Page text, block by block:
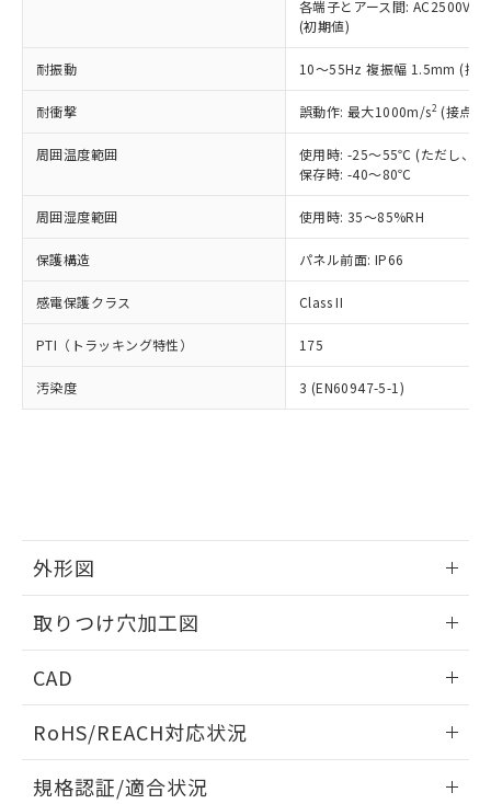
各端子とアース間: AC2500V
(初期値)
耐振動 10～55Hz 複振幅 1.5mm (接
耐衝撃 誤動作: 最大1000m/s2 (接点
周囲温度範囲
使用時: -25～55℃ (ただし、氷
保存時: -40～80℃
周囲湿度範囲 使用時: 35～85%RH
保護構造 パネル前面: IP66
感電保護クラス Class II
PTI（トラッキング特性） 175
汚染度 3 (EN60947-5-1)
外形図
取りつけ穴加工図
CAD
ドすることができます。
RoHS/REACH対応状況
規格認証/適合状況
正式な納期状況および標準価格はお客
様のお取引先、またはお客様担当のオ
ムロン制御機器販売店・当社販売員に
オムロン制御機器販売店や当社販売拠
販売ネットワーク
」をご確認
在庫状況および標準価格結果を当社の
事前の承諾なく第三者に漏洩または開
マイパーツ機能（部品リスト作成サー
ビス）をご利用いただくには、I-Web
メンバーズにご登録されている必要が
あります。
お客様が当ウェブサイト上で当社にご
登録された部品リストについて、当社
および当社の共同利用者が、当社の製
用者の範囲」に記載されている法人を
(PBDE) 1000ppm以下、フタル酸ビス(2-エチルヘキシ
ル) (DEHP)(別名：DOP) 1000ppm以下、フタル酸ブチ
ルベンジル（BBP） 1000ppm以下、フタル酸ジブチル
（DBP） 1000ppm以下、フタル酸ジイソブチル
但し、RoHS指令で産業用監視および制御機器に対する
フタル酸エステル類の４物質については閾値を超える意
図的な使用がないことを確認しています。
※2 対応予定月
部品在庫の切り替え状況などにより、予定
月が前後することがあります。
※3 非含有証明書ダウンロード
※本証明書は発行日時点で非含有を証明す
るもので、過去に遡って非含有を証明する
ものではありません。
物質の対応では、対応完了までの期間は出
荷製品に未対応品が混在することから備考
していることから、特段のことがない限
り、2022年1月12日より割愛しておりま
す。
Cr(Ⅵ)(六価クロム) : 1000ppm、 PBBs(ポリ臭化ビフェ
ニル類) : 1000ppm、 PBDEs(ポリ臭化ジフェニルエーテ
イソブチル) : 1000ppm、 BBP(フタル酸ブチルベンジ
DEHP(フタル酸ビス(2-エチルヘキシル)) : 1000ppm
※2 環境保護使用期限
「ｅ」：有害物質（10物質）のすべてが基
準値以下であることを示します。
「10」：通常の使用状況下において有害物
質が外部に漏えいし、環境に深刻な影響を
及ぼさない年数を意味します。
「－」：未確認です。当社販売部門へお問
い合わせください。
当社は規制貨物を破棄する場合は、完
いよう必要な手段を講じます。
当社は貴社製品を、核兵器、ミサイ
ル、化学兵器、生物兵器またはその他
武器並びにこれらの製造装置等に一切
当社は、貴社製品を第三者に販売する
場合は、上記1、2および3の内容を当
該第三者に通知します。また当社は、
販売先および販売に係わる関係者が違
法に輸出するおそれがある場合は、取
り引きをいたしません。
一定数以上の在庫あり
一定数には満たないが在庫あり
在庫なし(最新の在庫状況につ
いては、お客様のお取引先、ま
たはお客様担当のオムロン制御
機器販売店・当社販売員にご確
白
受注生産機種、また在庫状況の
情報を公開していない機種